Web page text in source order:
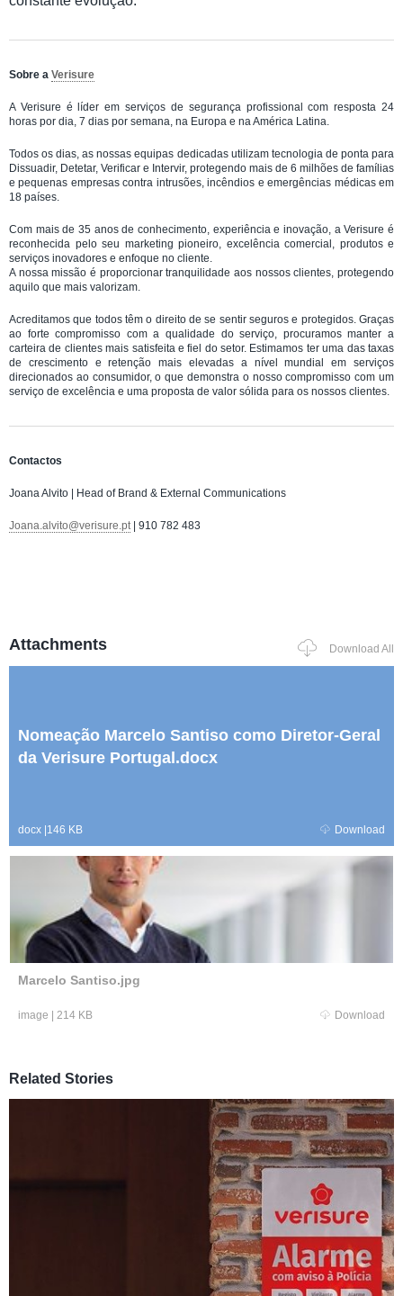
Sobre a Verisure
A Verisure é líder em serviços de segurança profissional com resposta 24
horas por dia, 7 dias por semana, na Europa e na América Latina.
Todos os dias, as nossas equipas dedicadas utilizam tecnologia de ponta para
Dissuadir, Detetar, Verificar e Intervir, protegendo mais de 6 milhões de famílias
e pequenas empresas contra intrusões, incêndios e emergências médicas em
18 países.
Com mais de 35 anos de conhecimento, experiência e inovação, a Verisure é
reconhecida pelo seu marketing pioneiro, excelência comercial, produtos e
serviços inovadores e enfoque no cliente.
A nossa missão é proporcionar tranquilidade aos nossos clientes, protegendo
aquilo que mais valorizam.
Acreditamos que todos têm o direito de se sentir seguros e protegidos. Graças
ao forte compromisso com a qualidade do serviço, procuramos manter a
carteira de clientes mais satisfeita e fiel do setor. Estimamos ter uma das taxas
de crescimento e retenção mais elevadas a nível mundial em serviços
direcionados ao consumidor, o que demonstra o nosso compromisso com um
serviço de excelência e uma proposta de valor sólida para os nossos clientes.
Contactos
Joana Alvito | Head of Brand & External Communications
Joana.alvito@verisure.pt| 910 782 483
Attachments Download All
Nomeação Marcelo Santiso como Diretor-Geral
da Verisure Portugal.docx
docx 146 KB Download
Marcelo Santiso.jpg
image 214 KB Download
Related Stories